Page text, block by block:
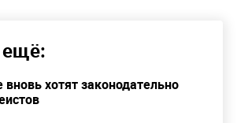
ещё:
вновь хотят законодательно